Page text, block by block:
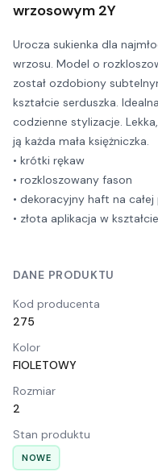
wrzosowym 2Y
Urocza sukienka dla
wrzosu. Model o
został ozdobiony
kształcie serduszka.
codzienne stylizacje.
ją każda mała księżniczka.
• krótki rękaw
• rozkloszowany fason
• dekoracyjny haft na
• złota aplikacja w
DANE PRODUKTU
Kod producenta
275
Kolor
FIOLETOWY
Rozmiar
2
Stan produktu
NOWE